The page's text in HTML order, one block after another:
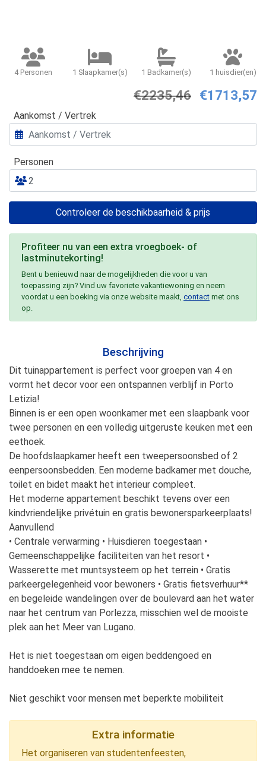
4 Personen 1 Slaapkamer(s) 1 Badkamer(s) 1 huisdier(en)
€2235,46 €1713,57
Aankomst / Vertrek
Personen
Controleer de beschikbaarheid & prijs
Profiteer nu van een extra vroegboek- of
lastminutekorting!
Bent u benieuwd naar de mogelijkheden die voor u van
toepassing zijn? Vind uw favoriete vakantiewoning en neem
voordat u een boeking via onze website maakt, contact met ons
op.
Beschrijving
Dit tuinappartement is perfect voor groepen van 4 en
vormt het decor voor een ontspannen verblijf in Porto
Letizia!
Binnen is er een open woonkamer met een slaapbank voor
twee personen en een volledig uitgeruste keuken met een
eethoek.
De hoofdslaapkamer heeft een tweepersoonsbed of 2
eenpersoonsbedden. Een moderne badkamer met douche,
toilet en bidet maakt het interieur compleet.
Het moderne appartement beschikt tevens over een
kindvriendelijke privétuin en gratis bewonersparkeerplaats!
Aanvullend
• Centrale verwarming • Huisdieren toegestaan •
Gemeenschappelijke faciliteiten van het resort •
Wasserette met muntsysteem op het terrein • Gratis
parkeergelegenheid voor bewoners • Gratis fietsverhuur**
en begeleide wandelingen over de boulevard aan het water
naar het centrum van Porlezza, misschien wel de mooiste
plek aan het Meer van Lugano.
Het is niet toegestaan om eigen beddengoed en
handdoeken mee te nemen.
Niet geschikt voor mensen met beperkte mobiliteit
Extra informatie
Het organiseren van studentenfeesten,